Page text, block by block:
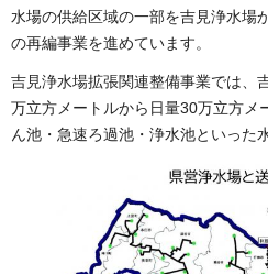
水場の供給区域の一部を吉見浄水場
の再編事業を進めています。
吉見浄水場拡張関連整備事業では、
万立方メートルから日量30万立方メ
ん池・急速ろ過池・浄水池といった